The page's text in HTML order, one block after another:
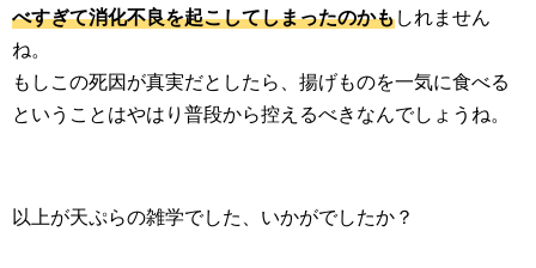
べすぎて消化不良を起こしてしまったのかもしれません
ね。
もしこの死因が真実だとしたら、揚げものを一気に食べる
ということはやはり普段から控えるべきなんでしょうね。
以上が天ぷらの雑学でした、いかがでしたか？